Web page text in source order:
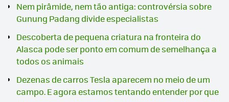
Nem pirâmide, nem tão antiga: controvérsia sobre
Gunung Padang divide especialistas
Descoberta de pequena criatura na fronteira do
Alasca pode ser ponto em comum de semelhança a
todos os animais
Dezenas de carros Tesla aparecem no meio de um
campo. E agora estamos tentando entender por que